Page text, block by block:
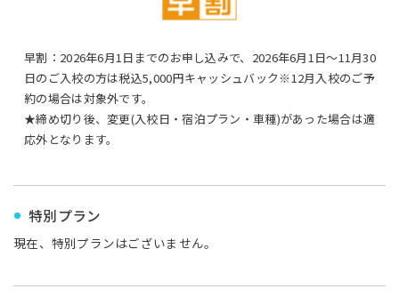
早割：2026年6月1日までのお申し込みで、2026年6月1日〜11月30
日のご入校の方は税込5,000円キャッシュバック※12月入校のご予
約の場合は対象外です。
★締め切り後、変更(入校日・宿泊プラン・車種)があった場合は適
応外となります。
特別プラン
現在、特別プランはございません。